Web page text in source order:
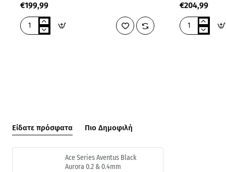
€199,99
Ace
€204,99
Ace
Είδατε πρόσφατα Πιο Δημοφιλή
Ace Series Aventus Black
Aurora 0.2 & 0.4mm